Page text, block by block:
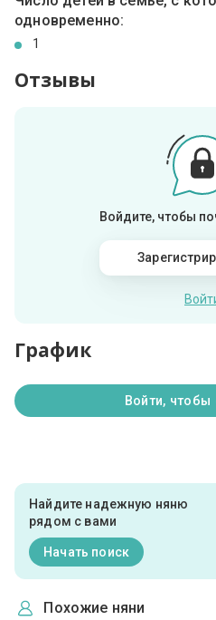
одновременно:
1
Отзывы
Войдите, чтобы
График
Войти, чтобы
Найдите надежную няню
рядом с вами
Начать поиск
Похожие няни